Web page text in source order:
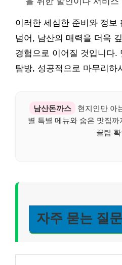
이러한 세심한 준비와 정보
넘어, 남산의 매력을 더욱
경험으로 이어질 것입니다.
탐방, 성공적으로 마무리하
남산돈까스
현지인만 아
별 특별 메뉴와 숨은 맛집
꿀팁
자주 묻는 질문